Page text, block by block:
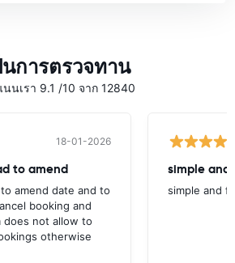
นการตรวจทาน
นเรา 9.1 /10 จาก 12840
18-01-2026
to amend
amend date and to
booking and
does not allow to
otherwise
simple and
simple and